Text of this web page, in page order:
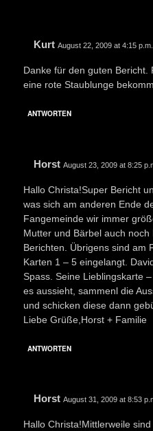
Kurt August 22, 2009 at 4:15 p.m.
Danke für den guten Bericht.
eine rote Staublunge
ANTWORTEN
Horst August 23, 2009 at 8:25
Hallo Christa!Super Bericht
was sich am anderen Ende
Fangemeinde wir immer
Mutter und Bärbel auch
Berichten. Übrigens sind am
Karten 1 – 5 eingelangt.
Spass. Seine Lieblingskarte
es aussieht, sammenl die
und schicken diese dann
Liebe Grüße,Horst + Familie
ANTWORTEN
Horst August 31, 2009 at 8:53
Hallo Christa!Mittlerweile